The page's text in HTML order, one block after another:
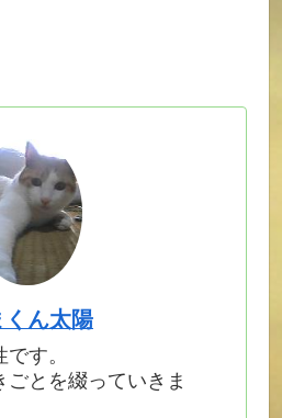
くん太陽
す。
とを綴っていきま